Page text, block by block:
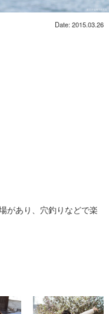
Date: 2015.03.26
があり、穴釣りなどで楽